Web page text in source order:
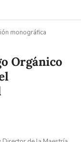
monográfica
Orgánico